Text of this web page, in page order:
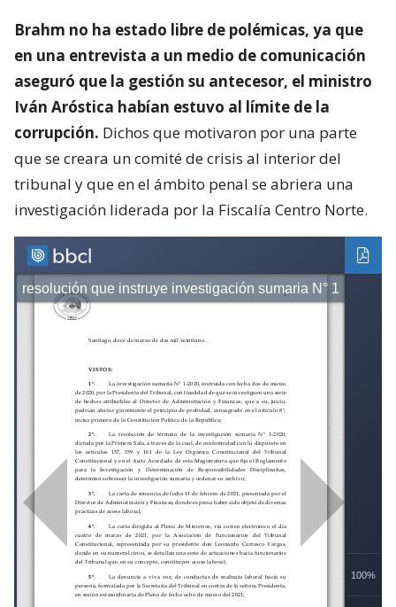
Brahm no ha estado libre de polémicas, ya que
en una entrevista a un medio de comunicación
aseguró que la gestión su antecesor, el ministro
Iván Aróstica habían estuvo al límite de la
corrupción. Dichos que motivaron por una parte
que se creara un comité de crisis al interior del
tribunal y que en el ámbito penal se abriera una
investigación liderada por la Fiscalía Centro Norte.